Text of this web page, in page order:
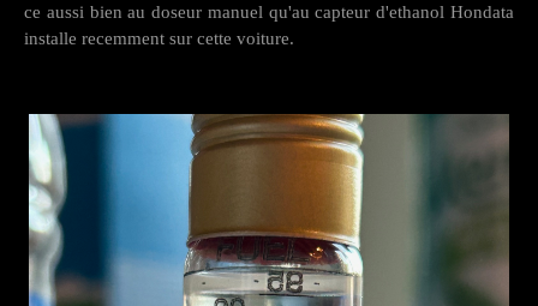
ce aussi bien au doseur manuel qu'au capteur d'ethanol Hondata
installe recemment sur cette voiture.